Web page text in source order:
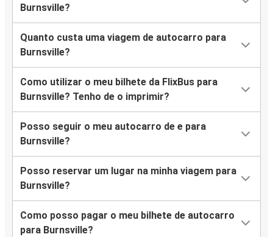
Burnsville?
Quanto custa uma viagem de autocarro para
Burnsville?
Como utilizar o meu bilhete da FlixBus para
Burnsville? Tenho de o imprimir?
Posso seguir o meu autocarro de e para
Burnsville?
Posso reservar um lugar na minha viagem para
Burnsville?
Como posso pagar o meu bilhete de autocarro
para Burnsville?